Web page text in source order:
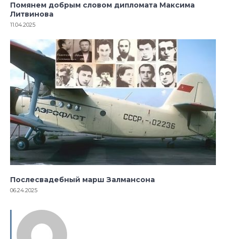
Помянем добрым словом дипломата Максима
Литвинова
11.04.2025
Послесвадебный марш Залмансона
06.24.2025